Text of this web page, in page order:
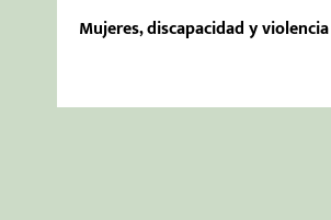
Mujeres, discapacidad y violencia